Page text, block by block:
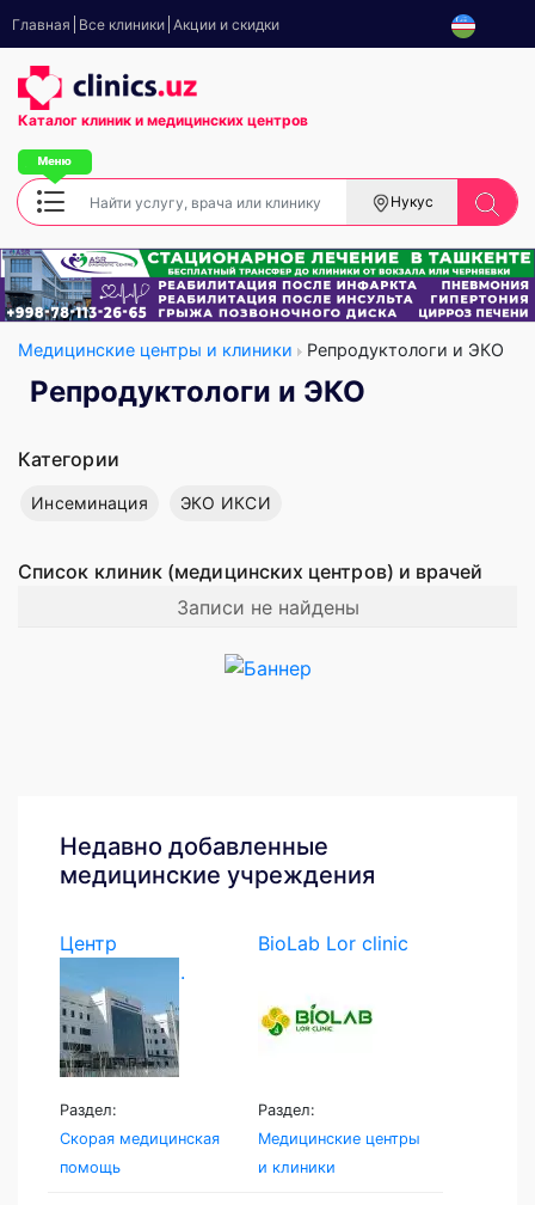
Главная Все клиники Акции и скидки
Каталог клиник и медицинских центров
Нукус
Медицинские центры и клиники Репродуктологи и ЭКО
Репродуктологи и ЭКО
Категории
Инсеминация ЭКО ИКСИ
Список клиник (медицинских центров) и врачей
Записи не найдены
Недавно добавленные
медицинские учреждения
Центр
экстренной...
Раздел:
Скорая медицинская
помощь
BioLab Lor clinic
Раздел:
Медицинские центры
и клиники